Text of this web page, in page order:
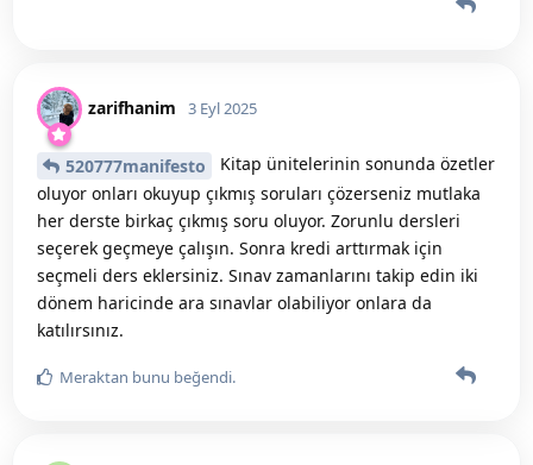
zarifhanim 3 Eyl 2025
520777manifesto
Kitap ünitelerinin sonunda özetler
oluyor onları okuyup çıkmış soruları çözerseniz mutlaka
her derste birkaç çıkmış soru oluyor. Zorunlu dersleri
seçerek geçmeye çalışın. Sonra kredi arttırmak için
seçmeli ders eklersiniz. Sınav zamanlarını takip edin iki
dönem haricinde ara sınavlar olabiliyor onlara da
katılırsınız.
Meraktan bunu beğendi.